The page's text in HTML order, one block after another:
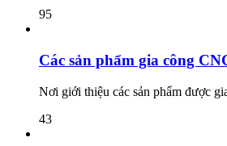
95
Các sản phẩm gia công
Nơi giới thiệu các sản phẩm được
43